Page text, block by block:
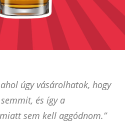
úgy vásárolhatok, hogy
és így a
sem kell aggódnom.”